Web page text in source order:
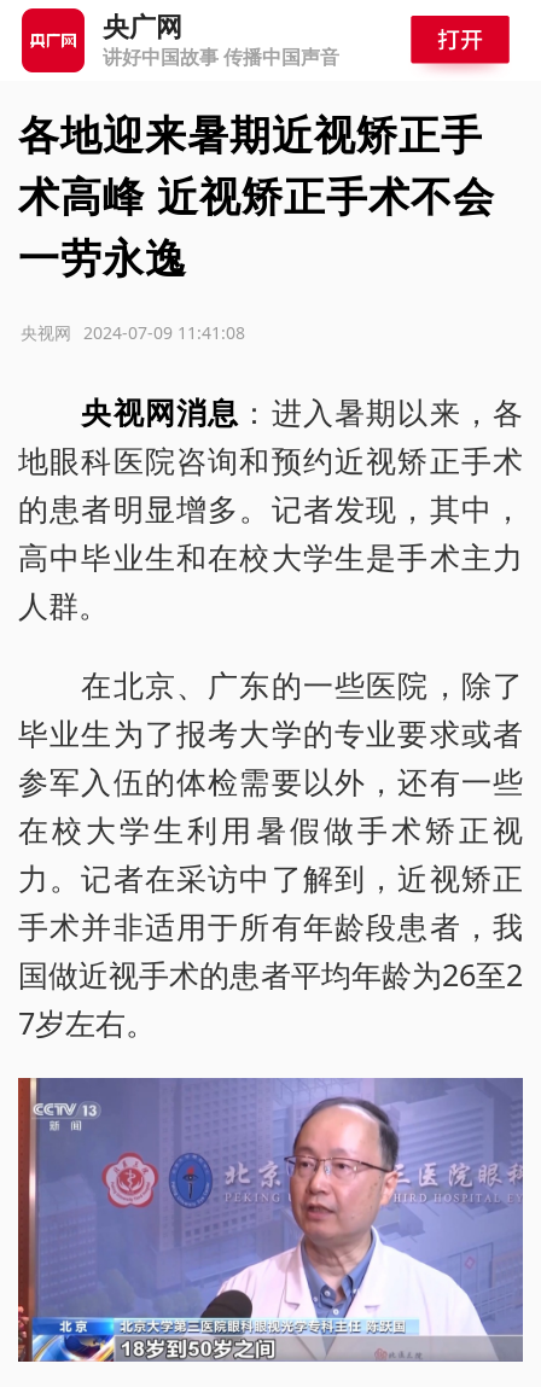
央广网
讲好中国故事 传播中国声音
各地迎来暑期近视矫正手
术高峰 近视矫正手术不会
一劳永逸
2024-07-09 11:41:08
央视网
央视网消息 ：进入暑期以来，各
地眼科医院咨询和预约近视矫正手术
的患者明显增多。记者发现，其中，
高中毕业生和在校大学生是手术主力
人群。
在北京、广东的一些医院，除了
毕业生为了报考大学的专业要求或者
参军入伍的体检需要以外，还有一些
在校大学生利用暑假做手术矫正视
力。记者在采访中了解到，近视矫正
手术并非适用于所有年龄段患者，我
国做近视手术的患者平均年龄为26至2
7岁左右。